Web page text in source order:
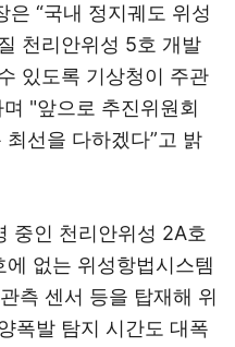
“국내 정지궤도 위성
천리안위성 5호 개발
있도록 기상청이 주관
"앞으로 추진위원회
선을 다하겠다”고 밝
중인 천리안위성 2A호
없는 위성항법시스템
측 센서 등을 탑재해 위
폭발 탐지 시간도 대폭